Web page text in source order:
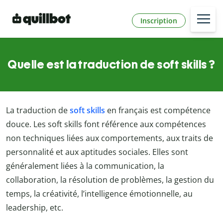
Inscription
Quelle est la traduction de soft skills ?
La traduction desoft skills en français est compétence
douce. Les soft skills font référence aux compétences
non techniques liées aux comportements, aux traits de
personnalité et aux aptitudes sociales. Elles sont
généralement liées à la communication, la
collaboration, la résolution de problèmes, la gestion du
temps, la créativité, l’intelligence émotionnelle, au
leadership, etc.